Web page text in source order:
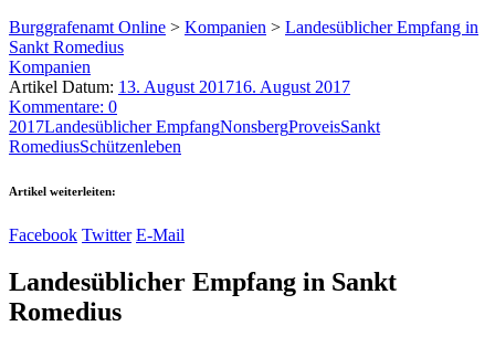
Burggrafenamt Online > Kompanien > Landesüblicher Empfang in
Sankt Romedius
Kompanien
Artikel Datum: 13. August 201716. August 2017
Kommentare: 0
2017Landesüblicher EmpfangNonsbergProveisSankt
RomediusSchützenleben
Artikel weiterleiten:
Facebook Twitter E-Mail
Landesüblicher Empfang in Sankt
Romedius